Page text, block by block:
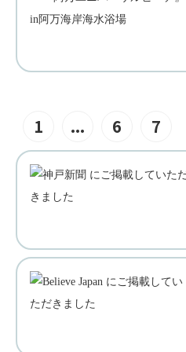
1 ... 6 7